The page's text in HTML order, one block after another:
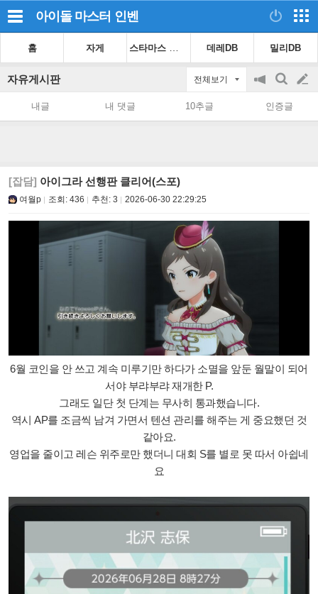
아이돌 마스터 인벤
홈 자게 데레DB 밀리DB
자유게시판 전체보기
공
on/off
검
색
글
쓰
내글 내 댓글 10추글 인증글
[잡담] 아이그라 선행판 클리어(스포)
여월p 조회: 436 추천: 3 2026-06-30 22:29:25
6월 코인을 안 쓰고 계속 미루기만 하다가 소멸을 앞둔 월말이 되어
서야 부랴부랴 재개한 P.
그래도 일단 첫 단계는 무사히 통과했습니다.
역시 AP를 조금씩 남겨 가면서 텐션 관리를 해주는 게 중요했던 것
같아요.
영업을 줄이고 레슨 위주로만 했더니 대회 S를 별로 못 따서 아쉽네
요